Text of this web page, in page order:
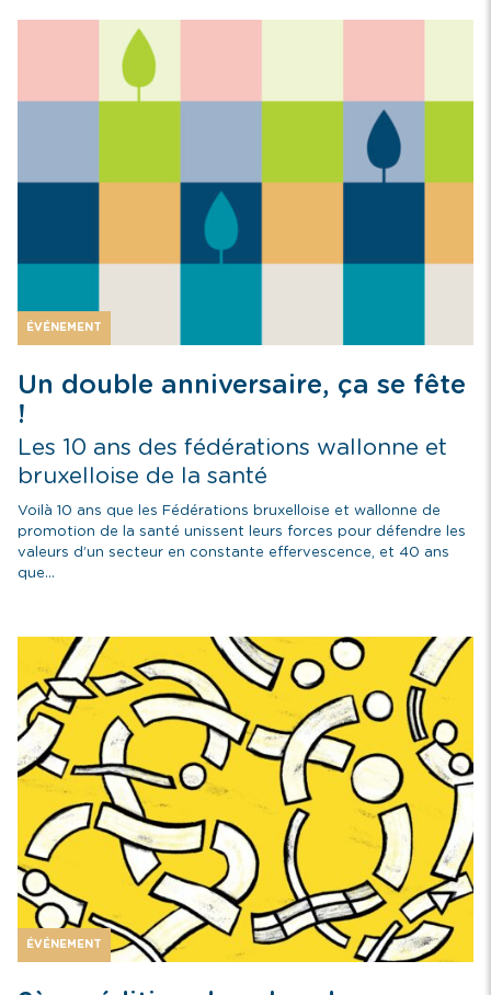
ÉVÉNEMENT
Un double anniversaire, ça se fête
!
Les 10 ans des fédérations wallonne et
bruxelloise de la santé
Voilà 10 ans que les Fédérations bruxelloise et wallonne de
promotion de la santé unissent leurs forces pour défendre les
valeurs d’un secteur en constante effervescence, et 40 ans
que...
ÉVÉNEMENT